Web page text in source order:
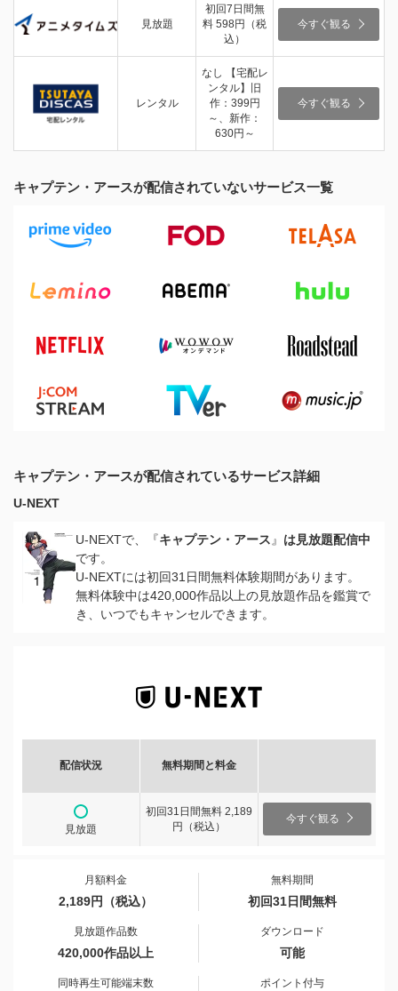
見放題
初回7日間無
料 598円（税
込）
今すぐ観る
レンタル
なし 【宅配レ
ンタル】旧
作：399円
～、新作：
630円～
今すぐ観る
キャプテン・アースが配信されていないサービス一覧
キャプテン・アースが配信されているサービス詳細
U-NEXT
U-NEXTで、『キャプテン・アース 』 は見放題配信中
です。
U-NEXTには初回31日間無料体験期間があります。
無料体験中は420,000作品以上の見放題作品を鑑賞で
き、いつでもキャンセルできます。
配信状況 無料期間と料金
見放題
初回31日間無料 2,189
円（税込）
今すぐ観る
月額料金
2,189円（税込）
無料期間
初回31日間無料
見放題作品数
420,000作品以上
ダウンロード
可能
同時再生可能端末数 ポイント付与